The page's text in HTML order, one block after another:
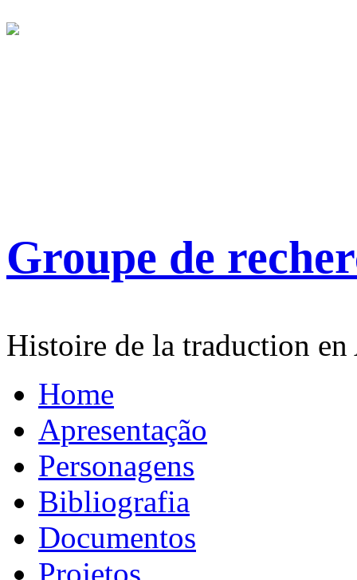
Groupe de
Histoire de la traduction
Home
Apresentação
Personagens
Bibliografia
Documentos